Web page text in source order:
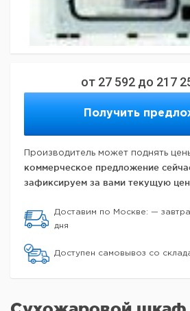
от 27 592 до 217
Получить
Производитель может поднять
коммерческое предложение
зафиксируем за вами текущую
Доставим по Москве: —
дня
Доступен самовывоз со